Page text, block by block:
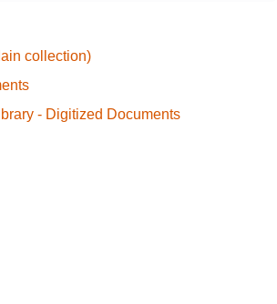
collection)
- Digitized Documents